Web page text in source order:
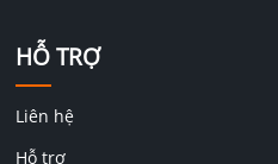
HỖ TRỢ
Liên hệ
Hỗ trợ